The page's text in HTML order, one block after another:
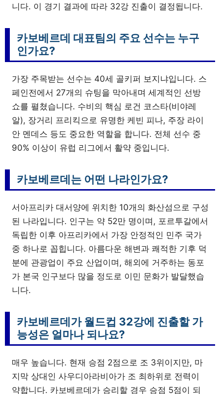
니다. 이 경기 결과에 따라 32강 진출이 결정됩니다.
카보베르데 대표팀의 주요 선수는 누구
인가요?
가장 주목받는 선수는 40세 골키퍼 보지냐입니다. 스
페인전에서 27개의 슈팅을 막아내며 세계적인 선방
쇼를 펼쳤습니다. 수비의 핵심 로건 코스타(비야레
알), 장거리 프리킥으로 유명한 케빈 피나, 주장 라이
안 멘데스 등도 중요한 역할을 합니다. 전체 선수 중
90% 이상이 유럽 리그에서 활약 중입니다.
카보베르데는 어떤 나라인가요?
서아프리카 대서양에 위치한 10개의 화산섬으로 구성
된 나라입니다. 인구는 약 52만 명이며, 포르투갈에서
독립한 이후 아프리카에서 가장 안정적인 민주 국가
중 하나로 꼽힙니다. 아름다운 해변과 쾌적한 기후 덕
분에 관광업이 주요 산업이며, 해외에 거주하는 동포
가 본국 인구보다 많을 정도로 이민 문화가 발달했습
니다.
카보베르데가 월드컵 32강에 진출할 가
능성은 얼마나 되나요?
매우 높습니다. 현재 승점 2점으로 조 3위이지만, 마
지막 상대인 사우디아라비아가 조 최하위로 전력이
약합니다. 카보베르데가 승리할 경우 승점 5점이 되